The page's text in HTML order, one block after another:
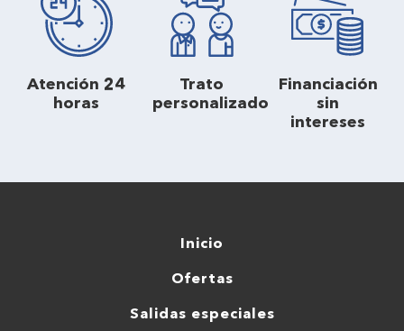
Atención 24
horas
Trato
personalizado
Financiación
sin
intereses
Inicio
Ofertas
Salidas especiales